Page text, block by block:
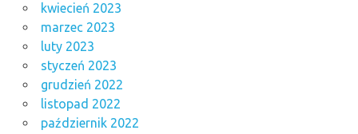
kwiecień 2023
marzec 2023
luty 2023
styczeń 2023
grudzień 2022
listopad 2022
październik 2022